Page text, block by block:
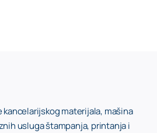
kancelarijskog materijala, mašina
usluga štampanja, printanja i